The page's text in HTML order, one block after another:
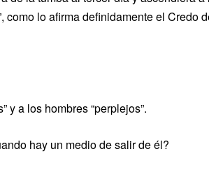
como lo afirma definidamente el Credo
y a los hombres “perplejos”.
hay un medio de salir de él?